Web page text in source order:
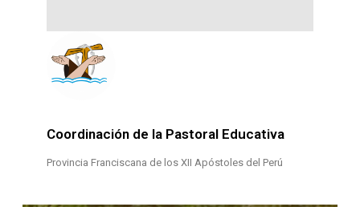
Coordinación de la Pastoral Educativa
Provincia Franciscana de los XII Apóstoles del Perú